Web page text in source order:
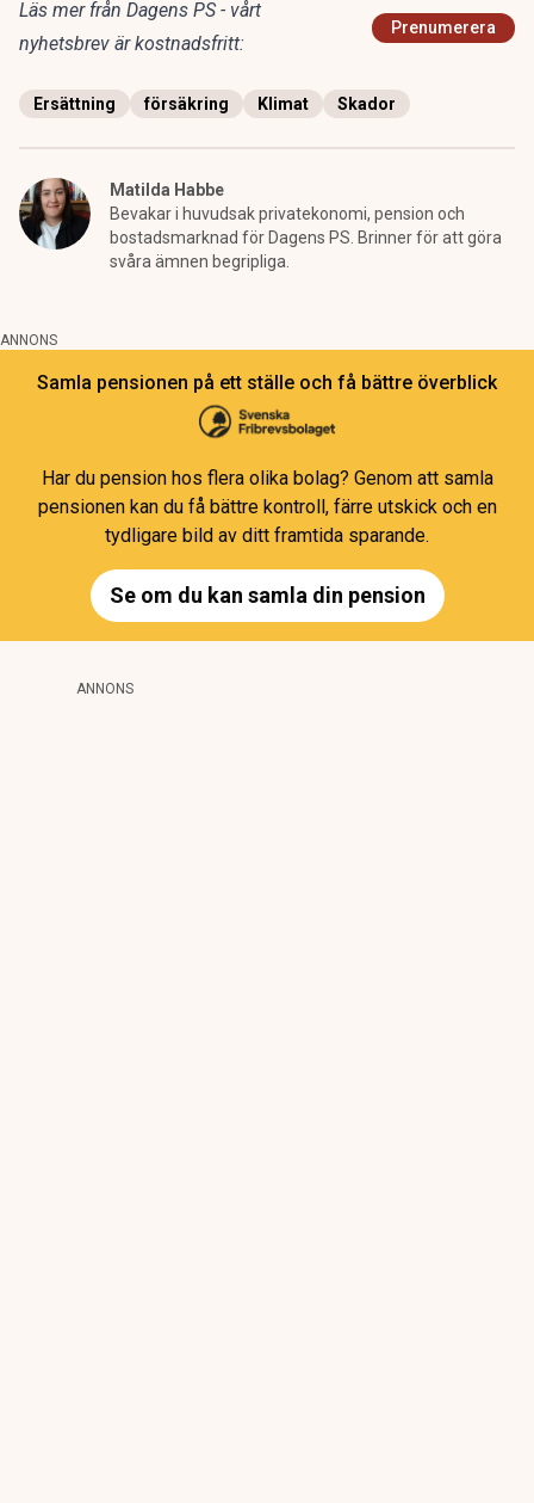
Läs mer från Dagens PS - vårt
nyhetsbrev är kostnadsfritt:
Prenumerera
Ersättning försäkring Klimat Skador
Matilda Habbe
Bevakar i huvudsak privatekonomi, pension och
bostadsmarknad för Dagens PS. Brinner för att göra
svåra ämnen begripliga.
ANNONS
Samla pensionen på ett ställe och få bättre överblick
Har du pension hos flera olika bolag? Genom att samla
pensionen kan du få bättre kontroll, färre utskick och en
tydligare bild av ditt framtida sparande.
Se om du kan samla din pension
ANNONS